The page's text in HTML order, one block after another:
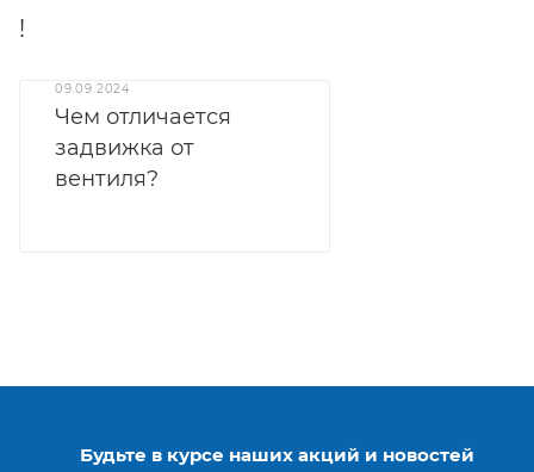
!
09.09.2024
Чем отличается
задвижка от
вентиля?
Будьте в курсе наших акций и новостей